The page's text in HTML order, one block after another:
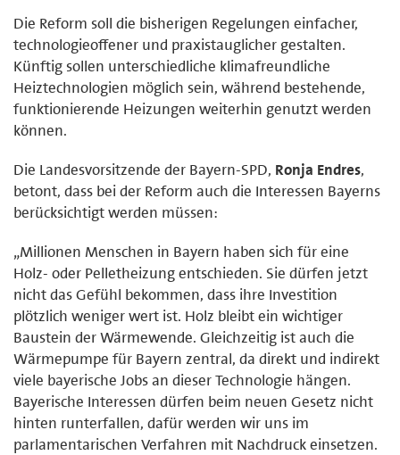
Die Reform soll die bisherigen Regelungen einfacher,
technologieoffener und praxistauglicher gestalten.
Künftig sollen unterschiedliche klimafreundliche
Heiztechnologien möglich sein, während bestehende,
funktionierende Heizungen weiterhin genutzt werden
können.
Die Landesvorsitzende der Bayern-SPD, Ronja Endres,
betont, dass bei der Reform auch die Interessen Bayerns
berücksichtigt werden müssen:
„Millionen Menschen in Bayern haben sich für eine
Holz- oder Pelletheizung entschieden. Sie dürfen jetzt
nicht das Gefühl bekommen, dass ihre Investition
plötzlich weniger wert ist. Holz bleibt ein wichtiger
Baustein der Wärmewende. Gleichzeitig ist auch die
Wärmepumpe für Bayern zentral, da direkt und indirekt
viele bayerische Jobs an dieser Technologie hängen.
Bayerische Interessen dürfen beim neuen Gesetz nicht
hinten runterfallen, dafür werden wir uns im
parlamentarischen Verfahren mit Nachdruck einsetzen.